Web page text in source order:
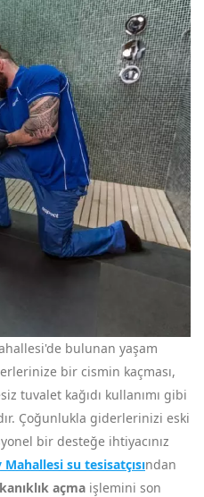
bulunan yaşam
bir cismin kaçması,
tuvalet kağıdı kullanımı gibi
Çoğunlukla giderlerinizi eski
bir desteğe ihtiyacınız
su tesisatçısından
açma işlemini son